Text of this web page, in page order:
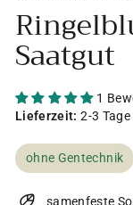
Saatgut
1
Lieferzeit: 2-3 Tage
ohne Gentechnik
samenfeste